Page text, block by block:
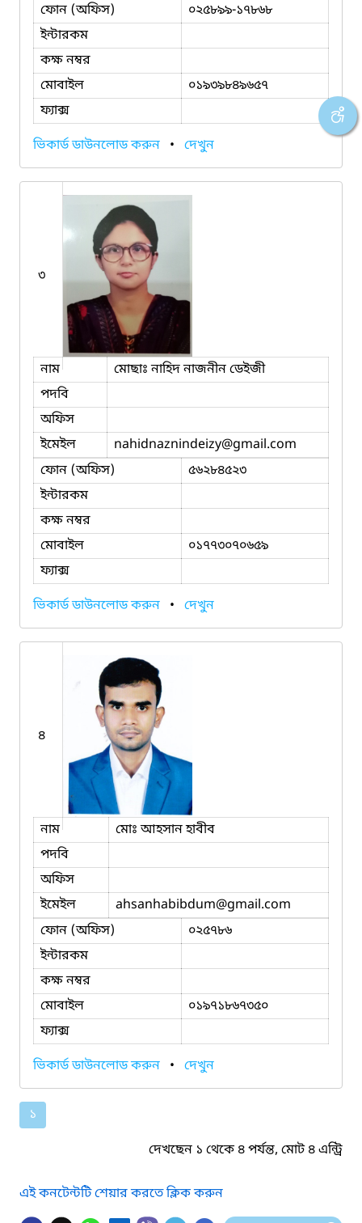
ফোন (অফিস)
০২৫৮৯৯-১৭৮৬৮
ইন্টারকম
কক্ষ নম্বর
মোবাইল
০১৯৩৯৮৪৯৬৫৭
ফ্যাক্স
ভিকার্ড ডাউনলোড করুন • দেখুন
৩
নাম
মোছাঃ নাহিদ নাজনীন ডেইজী
পদবি
অফিস
ইমেইল
nahidnaznindeizy@gmail.com
ফোন (অফিস)
৫৬২৮৪৫২৩
ইন্টারকম
কক্ষ নম্বর
মোবাইল
০১৭৭৩০৭০৬৫৯
ফ্যাক্স
ভিকার্ড ডাউনলোড করুন • দেখুন
৪
নাম
মোঃ আহসান হাবীব
পদবি
অফিস
ইমেইল
ahsanhabibdum@gmail.com
ফোন (অফিস)
০২৫৭৮৬
ইন্টারকম
কক্ষ নম্বর
মোবাইল
০১৯৭১৮৬৭৩৫০
ফ্যাক্স
ভিকার্ড ডাউনলোড করুন • দেখুন
১
দেখছেন ১ থেকে ৪ পর্যন্ত, মোট ৪ এন্ট্রি
এই কনটেন্টটি শেয়ার করতে ক্লিক করুন